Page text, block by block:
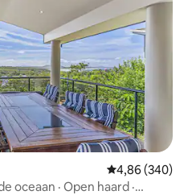
Gemiddelde
4,86 (340)
oceaan · Open haard ·